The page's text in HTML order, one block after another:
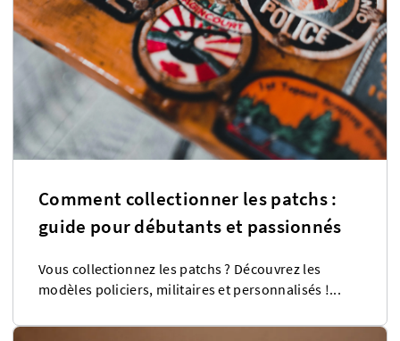
Comment collectionner les patchs :
guide pour débutants et passionnés
Vous collectionnez les patchs ? Découvrez les
modèles policiers, militaires et personnalisés !...